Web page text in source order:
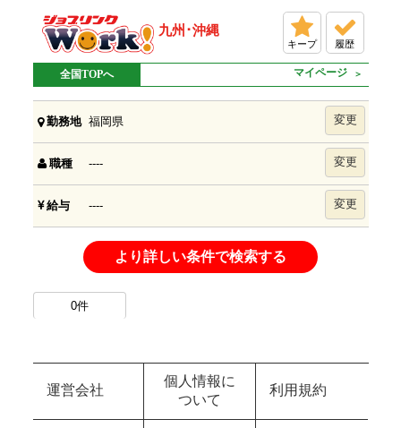
九州･沖縄
キープ 履歴
全国TOPへ マイページ
勤務地 福岡県 変更
職種 ---- 変更
給与 ---- 変更
より詳しい条件で検索する
0件
運営会社
個人情報に
ついて
利用規約